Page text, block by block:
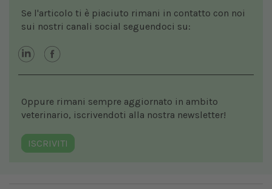
Se l'articolo ti è piaciuto rimani in contatto con noi
sui nostri canali social seguendoci su:
Oppure rimani sempre aggiornato in ambito
veterinario, iscrivendoti alla nostra newsletter!
ISCRIVITI